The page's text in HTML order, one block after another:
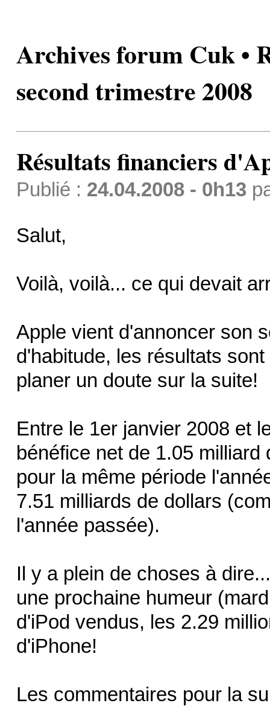
Archives forum Cuk •
second trimestre 2008
Résultats financiers
Publié : 24.04.2008 - 0h13
Salut,
Voilà, voilà... ce qui devait
Apple vient d'annoncer son
d'habitude, les résultats
planer un doute sur la suite!
Entre le 1er janvier 2008 et
bénéfice net de 1.05
pour la même période
7.51 milliards de dollars
l'année passée).
Il y a plein de choses à
une prochaine humeur
d'iPod vendus, les 2.29
d'iPhone!
Les commentaires pour la